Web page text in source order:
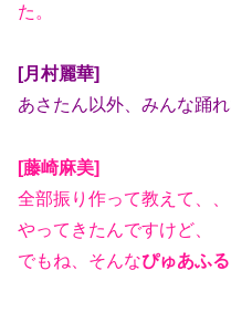
た。
[月村麗華]
あさたん以外、みんな踊れ
[藤崎麻美]
全部振り作って教えて、
やってきたんですけど、
でもね、そんなぴゅあふる